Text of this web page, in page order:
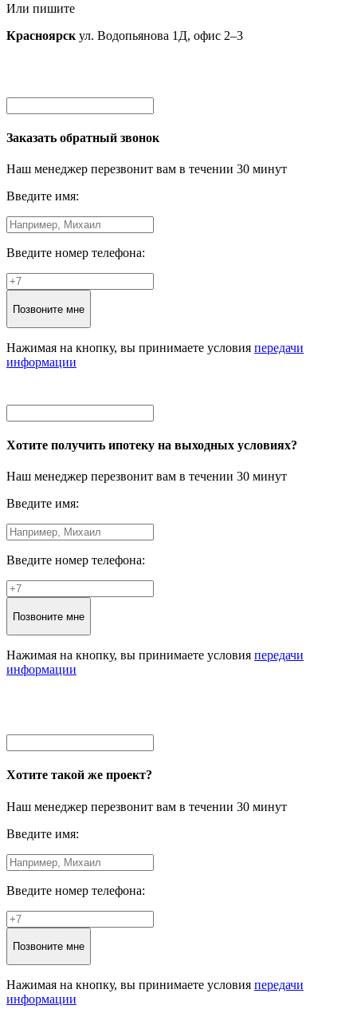
Или пишите
Красноярск ул. Водопьянова 1Д, офис 2–3
Заказать обратный звонок
Наш менеджер перезвонит вам в течении 30 минут
Введите имя:
Введите номер телефона:
Позвоните мне
Нажимая на кнопку, вы принимаете условия передачи
информации
Хотите получить ипотеку на выходных условиях?
Наш менеджер перезвонит вам в течении 30 минут
Введите имя:
Введите номер телефона:
Позвоните мне
Нажимая на кнопку, вы принимаете условия передачи
информации
Хотите такой же проект?
Наш менеджер перезвонит вам в течении 30 минут
Введите имя:
Введите номер телефона:
Позвоните мне
Нажимая на кнопку, вы принимаете условия передачи
информации